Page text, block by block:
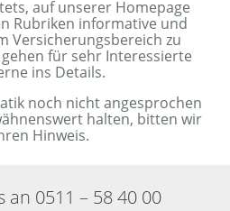
auf unserer Homepage
Rubriken informative und
Versicherungsbereich zu
für sehr Interessierte
ins Details.
noch nicht angesprochen
halten, bitten wir
Hinweis.
an 0511 – 58 40 00